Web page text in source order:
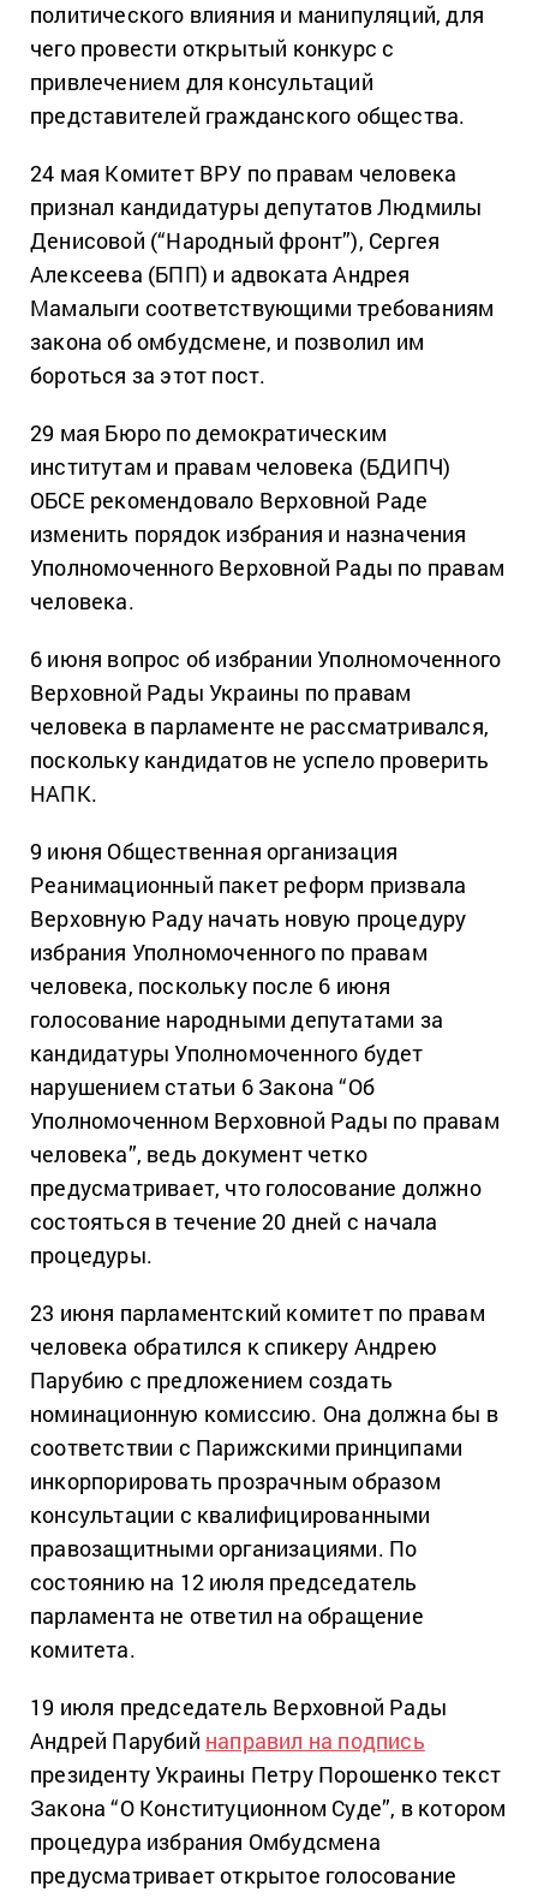
политического влияния и манипуляций, для
чего провести открытый конкурс с
привлечением для консультаций
представителей гражданского общества.
24 мая Комитет ВРУ по правам человека
признал кандидатуры депутатов Людмилы
Денисовой (“Народный фронт”), Сергея
Алексеева (БПП) и адвоката Андрея
Мамалыги соответствующими требованиям
закона об омбудсмене, и позволил им
бороться за этот пост.
29 мая Бюро по демократическим
институтам и правам человека (БДИПЧ)
ОБСЕ рекомендовало Верховной Раде
изменить порядок избрания и назначения
Уполномоченного Верховной Рады по правам
человека.
6 июня вопрос об избрании Уполномоченного
Верховной Рады Украины по правам
человека в парламенте не рассматривался,
поскольку кандидатов не успело проверить
НАПК.
9 июня Общественная организация
Реанимационный пакет реформ призвала
Верховную Раду начать новую процедуру
избрания Уполномоченного по правам
человека, поскольку после 6 июня
голосование народными депутатами за
кандидатуры Уполномоченного будет
нарушением статьи 6 Закона “Об
Уполномоченном Верховной Рады по правам
человека”, ведь документ четко
предусматривает, что голосование должно
состояться в течение 20 дней с начала
процедуры.
23 июня парламентский комитет по правам
человека обратился к спикеру Андрею
Парубию с предложением создать
номинационную комиссию. Она должна бы в
соответствии с Парижскими принципами
инкорпорировать прозрачным образом
консультации с квалифицированными
правозащитными организациями. По
состоянию на 12 июля председатель
парламента не ответил на обращение
комитета.
19 июля председатель Верховной Рады
Андрей Парубий направил на подпись
президенту Украины Петру Порошенко текст
Закона “О Конституционном Суде”, в котором
процедура избрания Омбудсмена
предусматривает открытое голосование